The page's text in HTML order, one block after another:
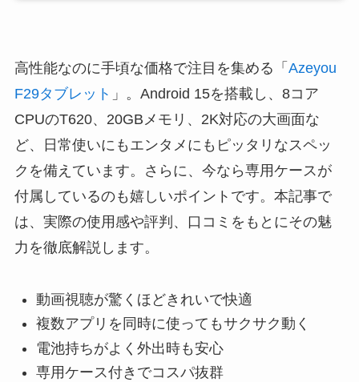
高性能なのに手頃な価格で注目を集める「 Azeyou
F29タブレット 」。Android 15を搭載し、8コア
CPUのT620、20GBメモリ、2K対応の大画面な
ど、日常使いにもエンタメにもピッタリなスペッ
クを備えています。さらに、今なら専用ケースが
付属しているのも嬉しいポイントです。本記事で
は、実際の使用感や評判、口コミをもとにその魅
力を徹底解説します。
動画視聴が驚くほどきれいで快適
複数アプリを同時に使ってもサクサク動く
電池持ちがよく外出時も安心
専用ケース付きでコスパ抜群